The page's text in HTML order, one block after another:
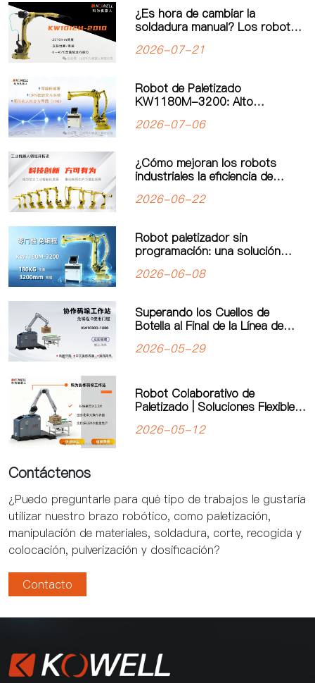
¿Es hora de cambiar la
soldadura manual? Los robots
nueva era de automatización
2026-07-21
Robot de Paletizado
KW1180M-3200: Alto
Simplificada para un Nuevo
Carga Pesada
2026-07-06
¿Cómo mejoran los robots
industriales la eficiencia de
automatización industrial
2026-06-22
Robot paletizador sin
programación: una solución
eficiencia de producción
2026-06-08
Superando los Cuellos de
Botella al Final de la Línea de
Paletizador Colaborativo de
2026-05-29
Robot Colaborativo de
Paletizado | Soluciones Flexibles
Robotics
2026-05-12
Contáctenos
¿Puedo preguntarle para qué tipo de trabajos le gustaría
utilizar nuestro brazo robótico, como paletización,
manipulación de materiales, soldadura, corte, recogida y
colocación, pulverización y dosificación?
Contacto